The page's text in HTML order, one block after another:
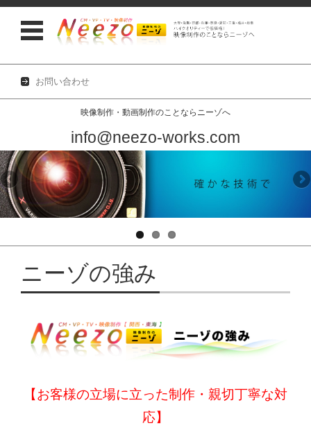
お問い合わせ
映像制作・動画制作のことならニーゾへ
info@neezo-works.com
コンテンツに移動
ニーゾの強み
【お客様の立場に立った制作・親切丁寧な対
応】